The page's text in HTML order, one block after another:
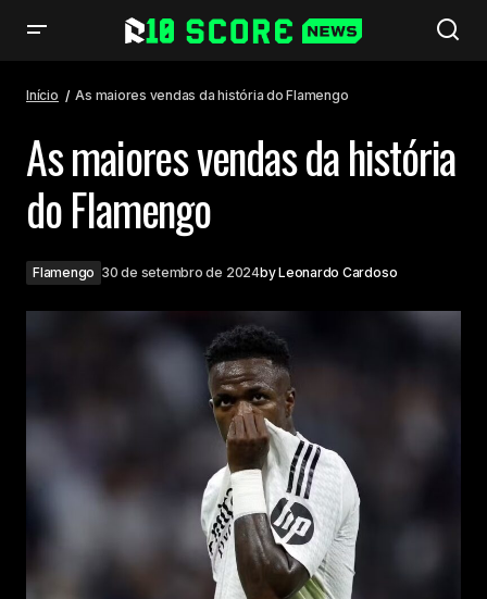
Início As maiores vendas da história do Flamengo
As maiores vendas da história
do Flamengo
Flamengo 30 de setembro de 2024byLeonardo Cardoso